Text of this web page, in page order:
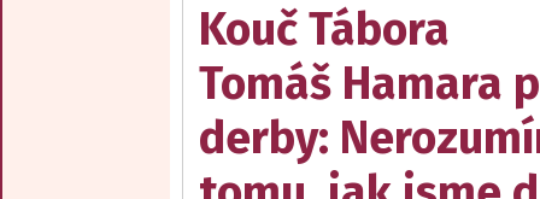
Kouč Tábora
Tomáš Hamara
derby: